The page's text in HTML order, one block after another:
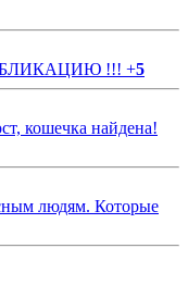
!!! +5
кошечка найдена!
людям. Которые